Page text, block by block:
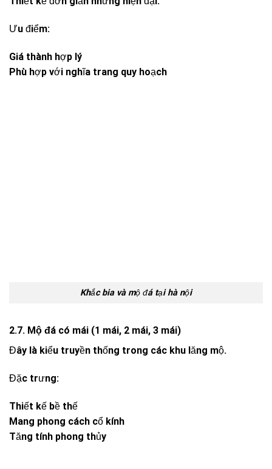
Ưu điểm:
Giá thành hợp lý
Phù hợp với nghĩa trang quy hoạch
Khắc bia và mộ đá tại hà nội
2.7. Mộ đá có mái (1 mái, 2 mái, 3 mái)
Đây là kiểu truyền thống trong các khu lăng mộ.
Đặc trưng:
Thiết kế bề thế
Mang phong cách cổ kính
Tăng tính phong thủy